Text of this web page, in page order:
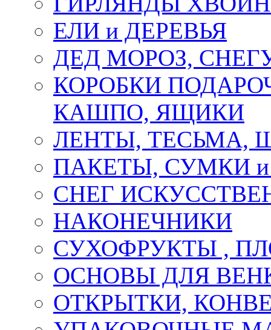
ЕЛИ и ДЕРЕВЬЯ
ДЕД МОРОЗ,
КОРОБКИ
КАШПО, ЯЩИКИ
ЛЕНТЫ, ТЕСЬМА,
ПАКЕТЫ, СУМКИ
СНЕГ
НАКОНЕЧНИКИ
СУХОФРУКТЫ ,
ОСНОВЫ ДЛЯ
ОТКРЫТКИ,